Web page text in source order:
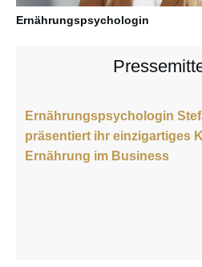
Ernährungspsychologin
Ernährungspsychologin
präsentiert ihr einzigartiges
Ernährung im Business